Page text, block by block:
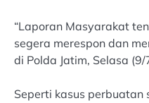
“Laporan Masyarakat
segera merespon dan
di Polda Jatim, Selasa
Seperti kasus perbuatan